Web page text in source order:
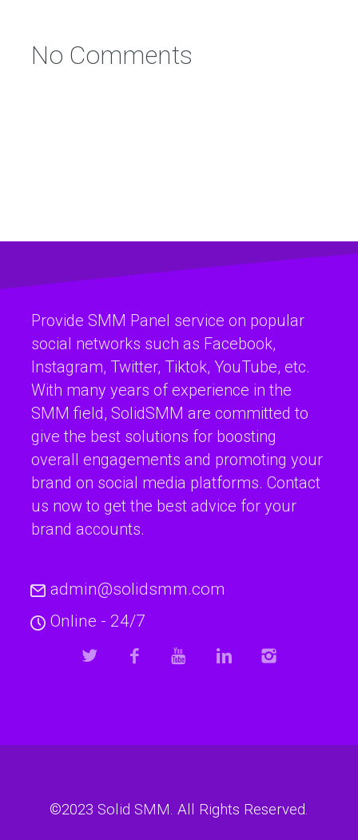
No Comments
Provide SMM Panel service on popular
social networks such as Facebook,
Instagram, Twitter, Tiktok, YouTube, etc.
With many years of experience in the
SMM field, SolidSMM are committed to
give the best solutions for boosting
overall engagements and promoting your
brand on social media platforms. Contact
us now to get the best advice for your
brand accounts.
admin@solidsmm.com
Online - 24/7
©2023 Solid SMM. All Rights Reserved.